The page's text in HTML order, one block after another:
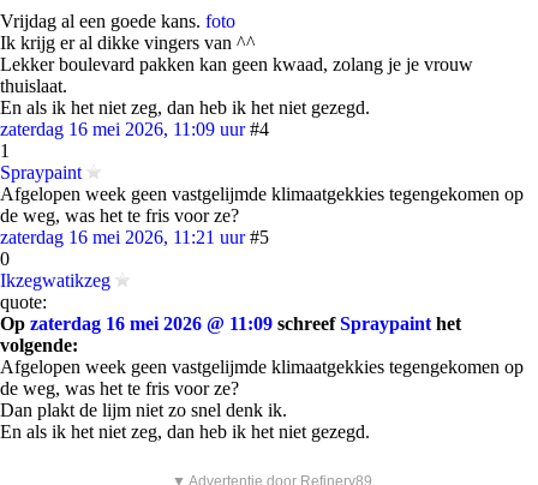
Vrijdag al een goede kans. foto
Ik krijg er al dikke vingers van ^^
Lekker boulevard pakken kan geen kwaad, zolang je je vrouw
thuislaat.
En als ik het niet zeg, dan heb ik het niet gezegd.
zaterdag 16 mei 2026, 11:09 uur #4
1
Spraypaint
Afgelopen week geen vastgelijmde klimaatgekkies tegengekomen op
de weg, was het te fris voor ze?
zaterdag 16 mei 2026, 11:21 uur #5
0
Ikzegwatikzeg
quote:
Op zaterdag 16 mei 2026 @ 11:09 schreefSpraypaint het
volgende:
Afgelopen week geen vastgelijmde klimaatgekkies tegengekomen op
de weg, was het te fris voor ze?
Dan plakt de lijm niet zo snel denk ik.
En als ik het niet zeg, dan heb ik het niet gezegd.
▼ Advertentie door Refinery89